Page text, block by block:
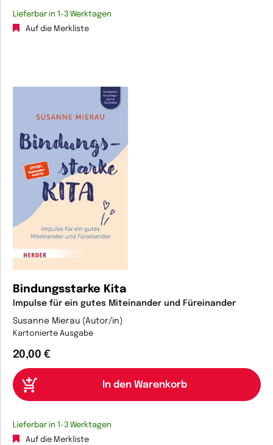
Lieferbar in 1-3 Werktagen
Auf die Merkliste
Bindungsstarke Kita
Impulse für ein gutes Miteinander und Füreinander
Susanne Mierau (Autor/in)
Kartonierte Ausgabe
20,00 €
Lieferbar in 1-3 Werktagen
Auf die Merkliste